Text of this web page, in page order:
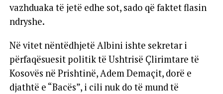
vazhduaka të jetë edhe sot, sado që faktet flasin
ndryshe.
Në vitet nëntëdhjetë Albini ishte sekretar i
përfaqësuesit politik të Ushtrisë Çlirimtare të
Kosovës në Prishtinë, Adem Demaçit, dorë e
djathtë e “Bacës”, i cili nuk do të mund të